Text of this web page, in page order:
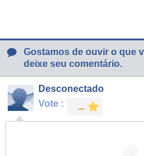
Gostamos de ouvir o que
deixe seu comentário.
Desconectado
Vote :